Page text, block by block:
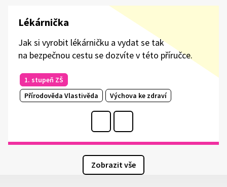
Lékárnička
Jak si vyrobit lékárničku a vydat se tak
na bezpečnou cestu se dozvíte v této příručce.
1. stupeň ZŠ
Přírodověda Vlastivěda
Výchova ke zdraví
Zobrazit vše